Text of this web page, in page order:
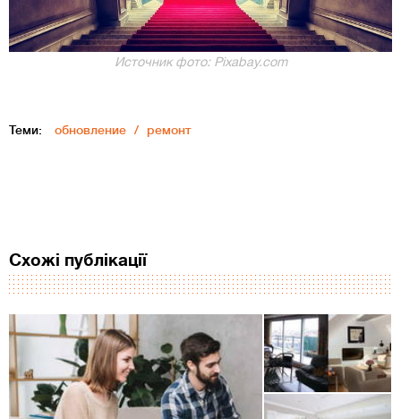
Источник фото: Pixabay.com
Теми: обновление ремонт
Схожі публікації